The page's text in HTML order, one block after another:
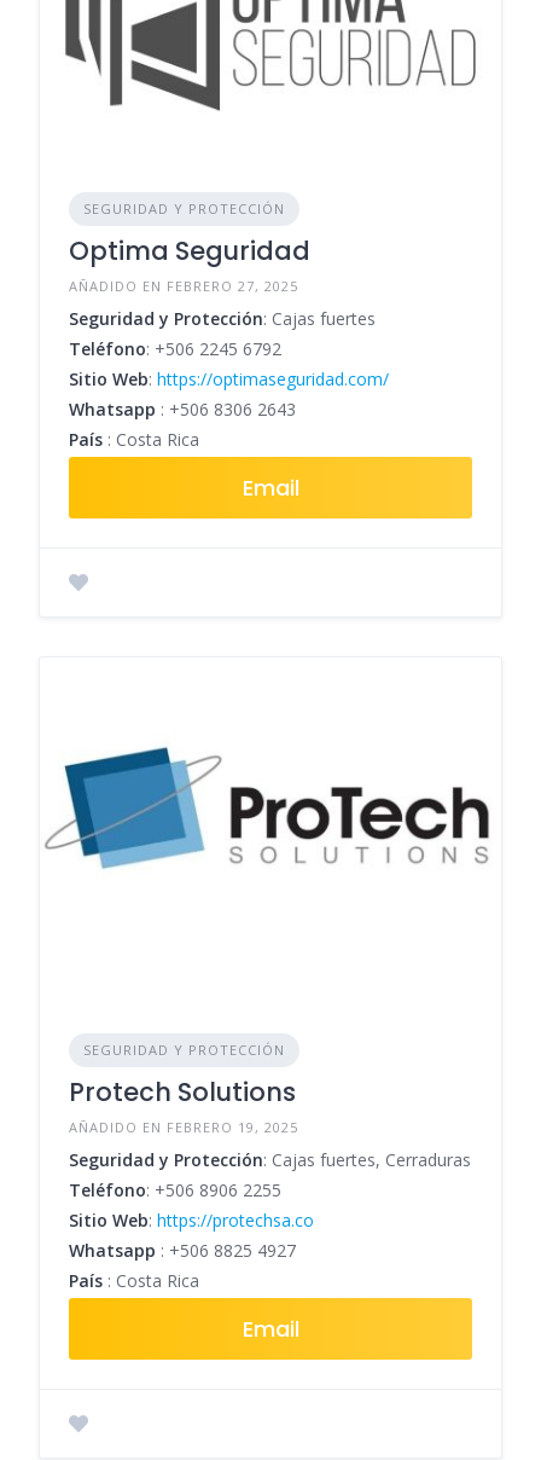
SEGURIDAD Y PROTECCIÓN
Optima Seguridad
AÑADIDO EN FEBRERO 27, 2025
Seguridad y Protección: Cajas fuertes
Teléfono: +506 2245 6792
Sitio Web: https://optimaseguridad.com/
Whatsapp : +506 8306 2643
País : Costa Rica
Email
SEGURIDAD Y PROTECCIÓN
Protech Solutions
AÑADIDO EN FEBRERO 19, 2025
Seguridad y Protección: Cajas fuertes, Cerraduras
Teléfono: +506 8906 2255
Sitio Web: https://protechsa.co
Whatsapp : +506 8825 4927
País : Costa Rica
Email